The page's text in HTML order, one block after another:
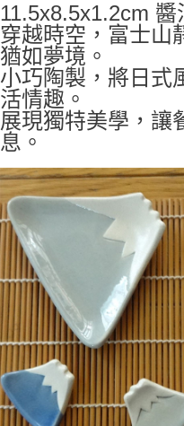
付款後全家取貨
每筆NT$65，滿NT$999(含以
7-11取貨付款
每筆NT$65，滿NT$999(含以
付款後7-11取貨
每筆NT$65，滿NT$999(含以
宅配
每筆NT$100，滿NT$999(含
11.5x8.5x1.2cm
穿越時空，富士山
猶如夢境。
小巧陶製，將日式
活情趣。
展現獨特美學，讓
息。